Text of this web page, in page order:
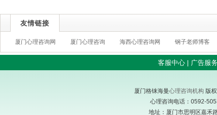
友情链接
厦门心理咨询网 厦门心理咨询 海西心理咨询网 钢子老师博客
客服中心 | 广告服
厦门格铼海曼心理咨询机构 版
心理咨询电话：0592-
地址：厦门市思明区嘉禾